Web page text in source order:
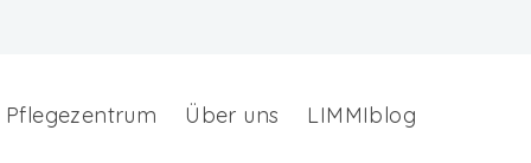
Pflegezentrum Über uns LIMMIblog